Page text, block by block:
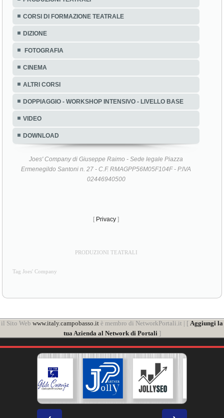
CORSI DI FORMAZIONE TEATRALE
DIZIONE
FOTOGRAFIA
CINEMA
ALTRI CORSI
DOPPIAGGIO - WORKSHOP INTENSIVO - LIVELLO BASE
VIDEO
DOWNLOAD
Joes' Company di Giuseppe Raimo - Sede legale Piazza
Ermenegildo Santoni n. 27 - C.F. RMAGPP56M05F104F - P.IVA
02446940500
[ Privacy ]
PRODUZIONI TEATRALI
Tag Joes' Company
il Sito Web www.italy.campobasso.it è membro di NetworkPortali.it | [ Aggiungi la
tua Azienda al Network di Portali ]